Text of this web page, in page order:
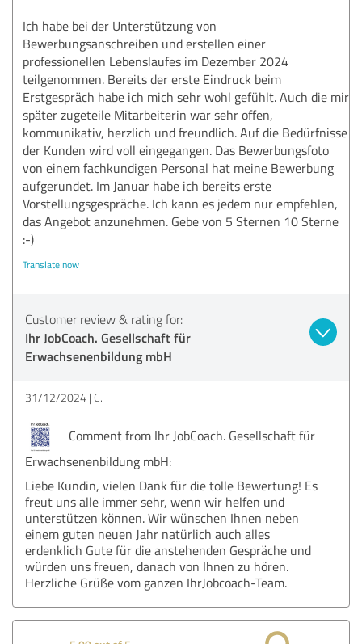
Ich habe bei der Unterstützung von
Bewerbungsanschreiben und erstellen einer
professionellen Lebenslaufes im Dezember 2024
teilgenommen. Bereits der erste Eindruck beim
Erstgespräch habe ich mich sehr wohl gefühlt. Auch die mir
später zugeteile Mitarbeiterin war sehr offen,
kommunikativ, herzlich und freundlich. Auf die Bedürfnisse
der Kunden wird voll eingegangen. Das Bewerbungsfoto
von einem fachkundigen Personal hat meine Bewerbung
aufgerundet. Im Januar habe ich bereits erste
Vorstellungsgespräche. Ich kann es jedem nur empfehlen,
das Angebot anzunehmen. Gebe von 5 Sternen 10 Sterne
:-)
Translate now
Customer review & rating for:
Ihr JobCoach. Gesellschaft für
Erwachsenenbildung mbH
31/12/2024 C.
Comment from Ihr JobCoach. Gesellschaft für
Erwachsenenbildung mbH:
Liebe Kundin, vielen Dank für die tolle Bewertung! Es
freut uns alle immer sehr, wenn wir helfen und
unterstützen können. Wir wünschen Ihnen neben
einem guten neuen Jahr natürlich auch alles
erdenklich Gute für die anstehenden Gespräche und
würden uns freuen, danach von Ihnen zu hören.
Herzliche Grüße vom ganzen IhrJobcoach-Team.